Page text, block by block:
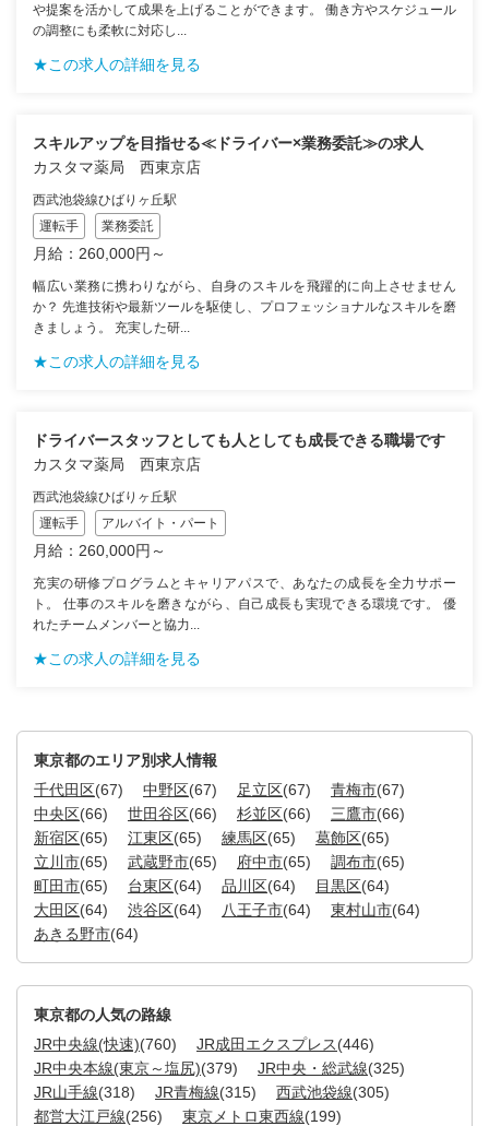
や提案を活かして成果を上げることができます。 働き方やスケジュール
の調整にも柔軟に対応し...
★この求人の詳細を見る
スキルアップを目指せる≪ドライバー×業務委託≫の求人
カスタマ薬局 西東京店
西武池袋線ひばりヶ丘駅
運転手
業務委託
月給：260,000円～
幅広い業務に携わりながら、自身のスキルを飛躍的に向上させません
か？ 先進技術や最新ツールを駆使し、プロフェッショナルなスキルを磨
きましょう。 充実した研...
★この求人の詳細を見る
ドライバースタッフとしても人としても成長できる職場です
カスタマ薬局 西東京店
西武池袋線ひばりヶ丘駅
運転手
アルバイト・パート
月給：260,000円～
充実の研修プログラムとキャリアパスで、あなたの成長を全力サポー
ト。 仕事のスキルを磨きながら、自己成長も実現できる環境です。 優
れたチームメンバーと協力...
★この求人の詳細を見る
東京都のエリア別求人情報
千代田区(67) 中野区(67) 足立区(67) 青梅市(67)
中央区(66) 世田谷区(66) 杉並区(66) 三鷹市(66)
新宿区(65) 江東区(65) 練馬区(65) 葛飾区(65)
立川市(65) 武蔵野市(65) 府中市(65) 調布市(65)
町田市(65) 台東区(64) 品川区(64) 目黒区(64)
大田区(64) 渋谷区(64) 八王子市(64) 東村山市(64)
あきる野市(64)
東京都の人気の路線
JR中央線(快速)(760) JR成田エクスプレス(446)
JR中央本線(東京～塩尻)(379) JR中央・総武線(325)
JR山手線(318) JR青梅線(315) 西武池袋線(305)
都営大江戸線(256) 東京メトロ東西線(199)